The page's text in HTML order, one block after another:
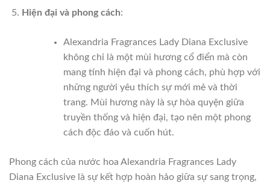
Hiện đại và phong cách:
Alexandria Fragrances Lady Diana Exclusive
không chỉ là một mùi hương cổ điển mà còn
mang tính hiện đại và phong cách, phù hợp với
những người yêu thích sự mới mẻ và thời
trang. Mùi hương này là sự hòa quyện giữa
truyền thống và hiện đại, tạo nên một phong
cách độc đáo và cuốn hút.
Phong cách của nước hoa Alexandria Fragrances Lady
Diana Exclusive là sự kết hợp hoàn hảo giữa sự sang trọng,